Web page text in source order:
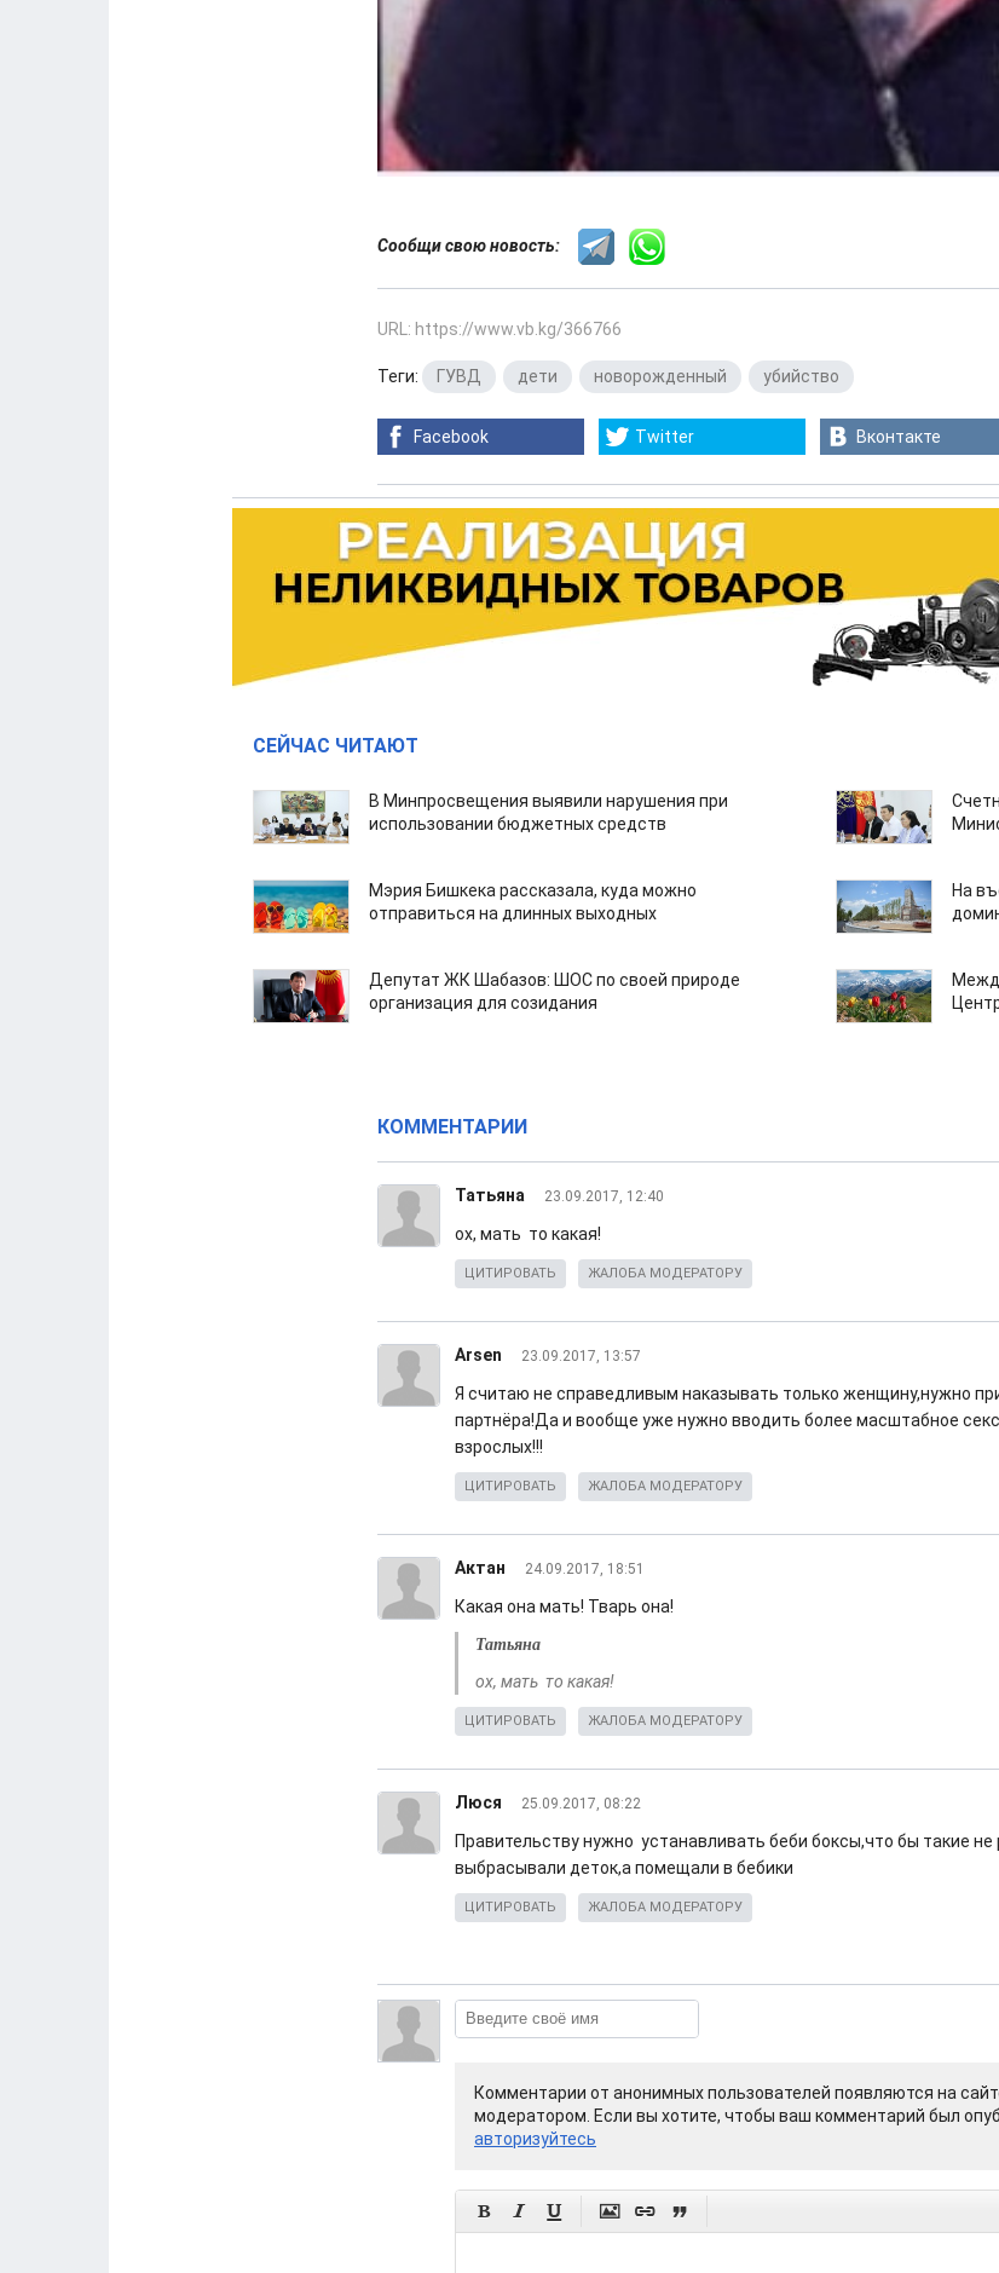
Сообщи свою новость:
URL: https://www.vb.kg/366766
Теги: ГУВД дети новорожденный убийство
Facebook Twitter Вконтакте
СЕЙЧАС ЧИТАЮТ
В Минпросвещения выявили нарушения при
использовании бюджетных средств
Мэрия Бишкека рассказала, куда можно
отправиться на длинных выходных
На
Депутат ЖК Шабазов: ШОС по своей природе
организация для созидания
КОММЕНТАРИИ
Татьяна 23.09.2017, 12:40
ох, мать то какая!
ЦИТИРОВАТЬ ЖАЛОБА МОДЕРАТОРУ
Arsen 23.09.2017, 13:57
Я считаю не справедливым наказывать только женщину,нужно
партнёра!Да и вообще уже нужно вводить более масштабное
взрослых!!!
ЦИТИРОВАТЬ ЖАЛОБА МОДЕРАТОРУ
Актан 24.09.2017, 18:51
Какая она мать! Тварь она!
Татьяна
ох, мать то какая!
ЦИТИРОВАТЬ ЖАЛОБА МОДЕРАТОРУ
Люся 25.09.2017, 08:22
Правительству нужно устанавливать беби боксы,что бы такие
выбрасывали деток,а помещали в бебики
ЦИТИРОВАТЬ ЖАЛОБА МОДЕРАТОРУ
Комментарии от анонимных пользователей появляются на
модератором. Если вы хотите, чтобы ваш комментарий был
авторизуйтесь
     